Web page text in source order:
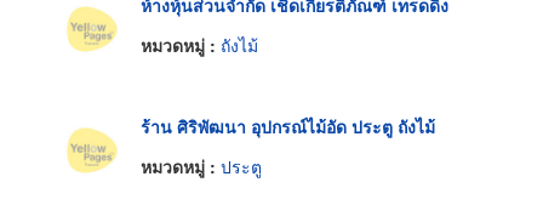
หมวดหมู่ : ถังไม้
ร้าน ศิริพัฒนา อุปกรณ์ไม้อัด ประตู ถังไม้
หมวดหมู่ : ประตู